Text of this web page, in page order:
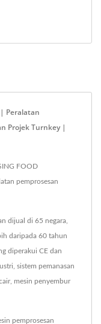
Peralatan
Projek Turnkey |
FOOD
pemprosesan
dijual di 65 negara,
daripada 60 tahun
diperakui CE dan
sistem pemanasan
mesin penyembur
pemprosesan